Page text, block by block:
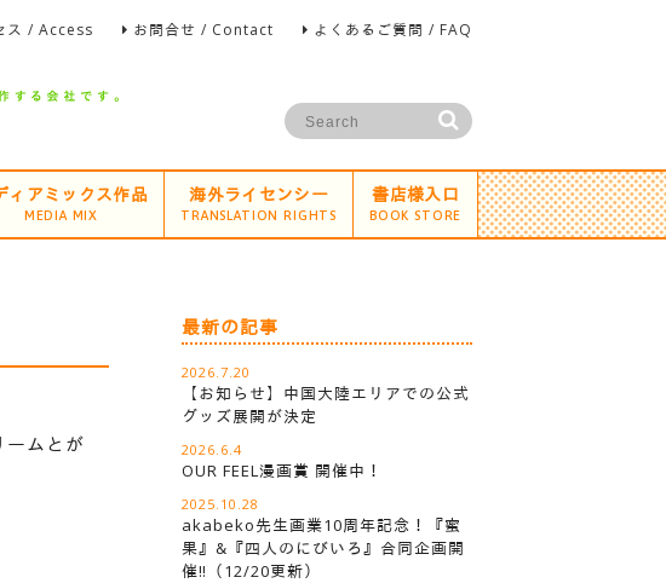
ス / Access お問合せ / Contact よくあるご質問 / FAQ
ィアミックス作品
MEDIA MIX
海外ライセンシー
TRANSLATION RIGHTS
書店様入口
BOOK STORE
ームとが
最新の記事
2026.7.20
【お知らせ】中国大陸エリアでの公式
グッズ展開が決定
2026.6.4
OUR FEEL漫画賞 開催中！
2025.10.28
akabeko先生画業10周年記念！『蜜
果』&『四人のにびいろ』合同企画開
催‼︎（12/20更新）